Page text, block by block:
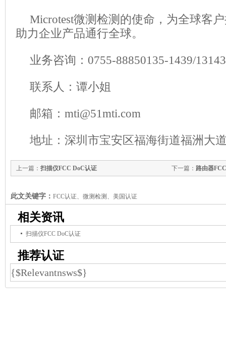
Microtest微测检测的使命，为全球客
助力企业产品通行全球。
业务咨询：0755-88850135-1439/
联系人：谭小姐
邮箱：mti@51mti.com
地址：深圳市宝安区福海街道福洲大
下一篇： 路由器
上一篇： 扫描仪FCC DoC认证
此文关键字： FCC认证、微测检测、美国认证
相关资讯
扫描仪FCC DoC认证
推荐认证
{$Relevantnsws$}